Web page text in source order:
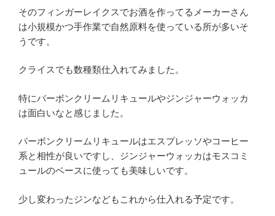
そのフィンガーレイクスでお酒を作ってるメーカーさん
は小規模かつ手作業で自然原料を使っている所が多いそ
うです。
クライスでも数種類仕入れてみました。
特にバーボンクリームリキュールやジンジャーウォッカ
は面白いなと感じました。
バーボンクリームリキュールはエスプレッソやコーヒー
系と相性が良いですし、ジンジャーウォッカはモスコミ
ュールのベースに使っても美味しいです。
少し変わったジンなどもこれから仕入れる予定です。